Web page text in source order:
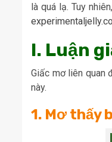
là quá lạ. Tuy
I. Luận
Giấc mơ liên quan
này.
1. Mơ thấy